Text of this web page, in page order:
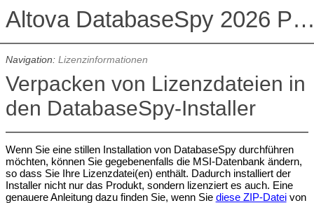
Altova DatabaseSpy 2026
Navigation: Lizenzinformationen
Verpacken von Lizenzdateien in
den DatabaseSpy-Installer
Wenn Sie eine stillen Installation von DatabaseSpy durchführen
möchten, können Sie gegebenenfalls die MSI-Datenbank ändern,
so dass Sie Ihre Lizenzdatei(en) enthält. Dadurch installiert der
Installer nicht nur das Produkt, sondern lizenziert es auch. Eine
genauere Anleitung dazu finden Sie, wenn Sie diese ZIP-Dateivon